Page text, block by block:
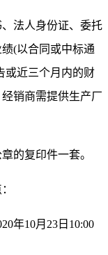
法人身份证、委托
绩(以合同或中标通
或近三个月内的财
经销商需提供生产厂
的复印件一套。
年10月 23 日 10:00